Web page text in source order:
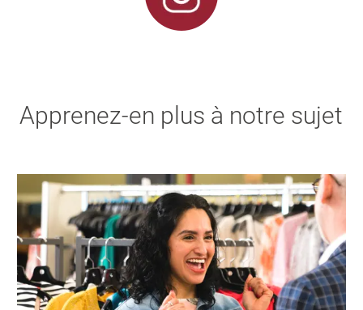
Apprenez-en plus à notre sujet